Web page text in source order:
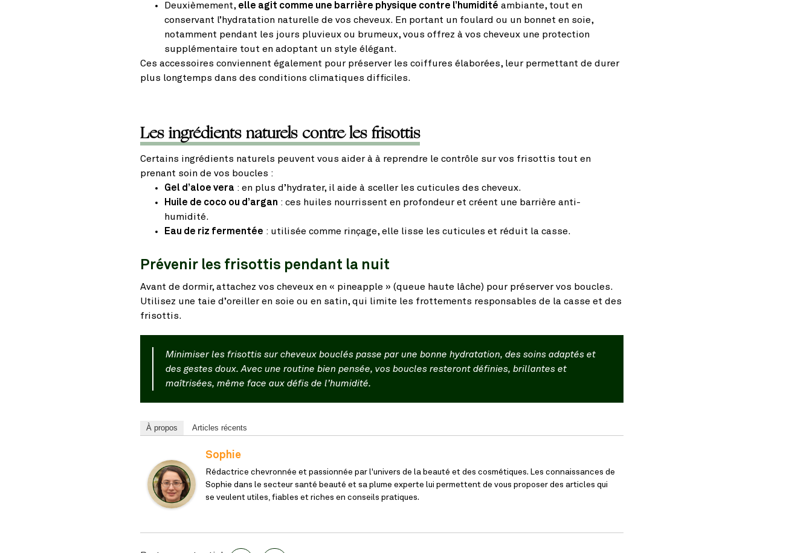
Deuxièmement, elle agit comme une barrière physique contre l’humidité ambiante, tout en
conservant l’hydratation naturelle de vos cheveux. En portant un foulard ou un bonnet en soie,
notamment pendant les jours pluvieux ou brumeux, vous offrez à vos cheveux une protection
supplémentaire tout en adoptant un style élégant.
Ces accessoires conviennent également pour préserver les coiffures élaborées, leur permettant de durer
plus longtemps dans des conditions climatiques difficiles.
Les ingrédients naturels contre les frisottis
Certains ingrédients naturels peuvent vous aider à à reprendre le contrôle sur vos frisottis tout en
prenant soin de vos boucles :
Gel d’aloe vera : en plus d’hydrater, il aide à sceller les cuticules des cheveux.
Huile de coco ou d’argan : ces huiles nourrissent en profondeur et créent une barrière anti-
humidité.
Eau de riz fermentée : utilisée comme rinçage, elle lisse les cuticules et réduit la casse.
Prévenir les frisottis pendant la nuit
Avant de dormir, attachez vos cheveux en « pineapple » (queue haute lâche) pour préserver vos boucles.
Utilisez une taie d’oreiller en soie ou en satin, qui limite les frottements responsables de la casse et des
frisottis.
Minimiser les frisottis sur cheveux bouclés passe par une bonne hydratation, des soins adaptés et
des gestes doux. Avec une routine bien pensée, vos boucles resteront définies, brillantes et
maîtrisées, même face aux défis de l’humidité.
À propos Articles récents
Sophie
Rédactrice chevronnée et passionnée par l'univers de la beauté et des cosmétiques. Les connaissances de
Sophie dans le secteur santé beauté et sa plume experte lui permettent de vous proposer des articles qui
se veulent utiles, fiables et riches en conseils pratiques.